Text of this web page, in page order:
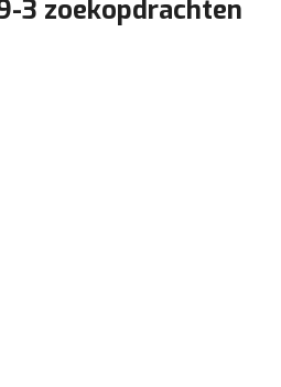
3 zoekopdrachten